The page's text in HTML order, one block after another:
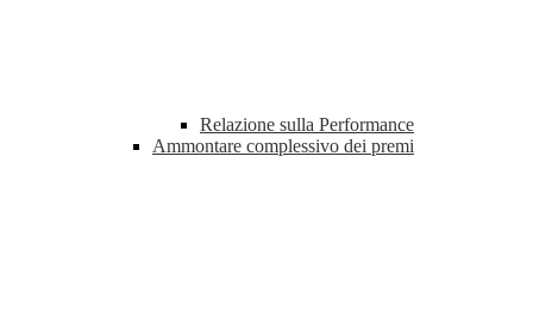
Relazione sulla Performance
Ammontare complessivo dei premi